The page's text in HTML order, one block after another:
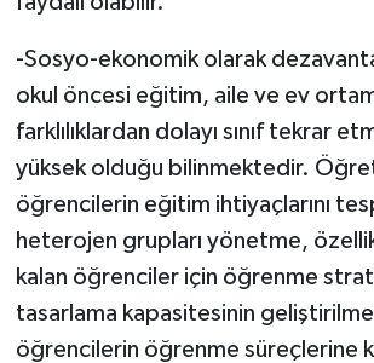
-Sosyo-ekonomik olarak
okul öncesi eğitim, aile ve ev
farklılıklardan dolayı sınıf tekrar
yüksek olduğu bilinmektedir.
öğrencilerin eğitim ihtiyaçlarını
heterojen grupları yönetme,
kalan öğrenciler için öğrenme
tasarlama kapasitesinin
öğrencilerin öğrenme süreçlerine